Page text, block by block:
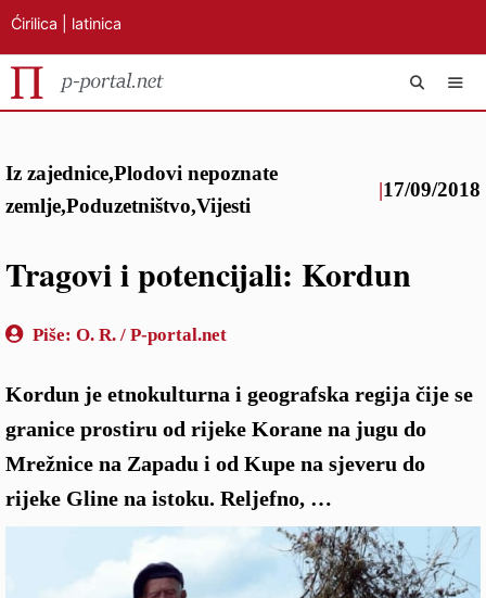
sadržaj
Ćirilica latinica
Iz zajednice,Plodovi nepoznate
zemlje,Poduzetništvo,Vijesti
|17/09/2018
Tragovi i potencijali: Kordun
Piše: O. R. / P-portal.net
Kordun je etnokulturna i geografska regija čije se
granice prostiru od rijeke Korane na jugu do
Mrežnice na Zapadu i od Kupe na sjeveru do
rijeke Gline na istoku. Reljefno, …